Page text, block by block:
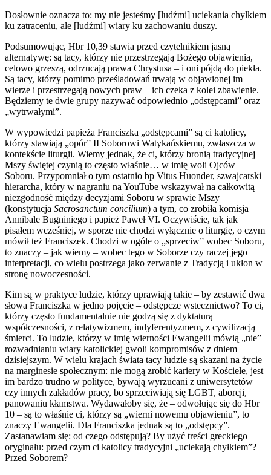
Dosłownie oznacza to: my nie jesteśmy [ludźmi] uciekania chyłkiem
ku zatraceniu, ale [ludźmi] wiary ku zachowaniu duszy.
Podsumowując, Hbr 10,39 stawia przed czytelnikiem jasną
alternatywę: są tacy, którzy nie przestrzegają Bożego objawienia,
celowo grzeszą, odrzucają prawa Chrystusa – i oni pójdą do piekła.
Są tacy, którzy pomimo prześladowań trwają w objawionej im
wierze i przestrzegają nowych praw – ich czeka z kolei zbawienie.
Będziemy te dwie grupy nazywać odpowiednio „odstępcami” oraz
„wytrwałymi”.
W wypowiedzi papieża Franciszka „odstępcami” są ci katolicy,
którzy stawiają „opór” II Soborowi Watykańskiemu, zwłaszcza w
kontekście liturgii. Wiemy jednak, że ci, którzy bronią tradycyjnej
Mszy świętej czynią to często właśnie… w imię woli Ojców
Soboru. Przypomniał o tym ostatnio bp Vitus Huonder, szwajcarski
hierarcha, który w nagraniu na YouTube wskazywał na całkowitą
niezgodność między decyzjami Soboru w sprawie Mszy
(konstytucja Sacrosanctum concilium) a tym, co zrobiła komisja
Annibale Bugniniego i papież Paweł VI. Oczywiście, tak jak
pisałem wcześniej, w sporze nie chodzi wyłącznie o liturgię, o czym
mówił też Franciszek. Chodzi w ogóle o „sprzeciw” wobec Soboru,
to znaczy – jak wiemy – wobec tego w Soborze czy raczej jego
interpretacji, co wielu postrzega jako zerwanie z Tradycją i ukłon w
stronę nowoczesności.
Kim są w praktyce ludzie, którzy uprawiają takie – by zestawić dwa
słowa Franciszka w jedno pojęcie – odstępcze wstecznictwo? To ci,
którzy często fundamentalnie nie godzą się z dyktaturą
współczesności, z relatywizmem, indyferentyzmem, z cywilizacją
śmierci. To ludzie, którzy w imię wierności Ewangelii mówią „nie”
rozwadnianiu wiary katolickiej gwoli kompromisów z dniem
dzisiejszym. W wielu krajach świata tacy ludzie są skazani na życie
na marginesie społecznym: nie mogą zrobić kariery w Kościele, jest
im bardzo trudno w polityce, bywają wyrzucani z uniwersytetów
czy innych zakładów pracy, bo sprzeciwiają się LGBT, aborcji,
panowaniu kłamstwa. Wydawałoby się, że – odwołując się do Hbr
10 – są to właśnie ci, którzy są „wierni nowemu objawieniu”, to
znaczy Ewangelii. Dla Franciszka jednak są to „odstępcy”.
Zastanawiam się: od czego odstępują? By użyć treści greckiego
oryginału: przed czym ci katolicy tradycyjni „uciekają chyłkiem”?
Przed Soborem?